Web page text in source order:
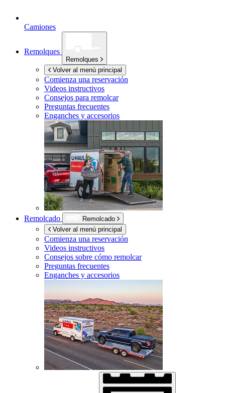
Camiones
Remolques
Remolques
Volver al menú principal
Comienza una reservación
Videos instructivos
Consejos para remolcar
Preguntas frecuentes
Enganches y accesorios
Remolcado
Remolcado
Volver al menú principal
Comienza una reservación
Videos instructivos
Consejos sobre cómo remolcar
Preguntas frecuentes
Enganches y accesorios